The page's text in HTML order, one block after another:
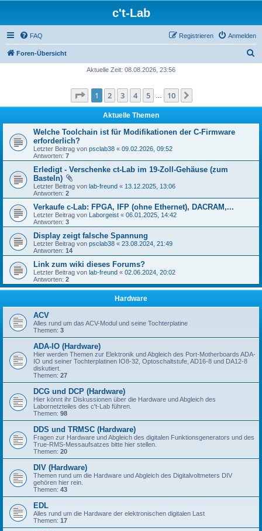
c't-Lab
FAQ Anmelden
Registrieren
Foren-Übersicht
e
Aktuelle Zeit: 08.08.2026, 23:56
Seite 1von 10
1 2 3 4 5 10
Aktuelle Themen
Welche Toolchain ist für Modifikationen der C-Firmware
erforderlich?
Letzter Beitrag von psclab38 « 09.02.2026, 09:52
Antworten: 7
Erledigt - Verschenke ct-Lab im 19-Zoll-Gehäuse (zum
Basteln)
Letzter Beitrag von lab-freund « 13.12.2025, 13:06
Antworten: 2
Verkaufe c-Lab: FPGA, IFP (ohne Ethernet), DACRAM,...
Letzter Beitrag von Laborgeist « 06.01.2025, 14:42
Antworten: 3
Display zeigt falsche Spannung
Letzter Beitrag von psclab38 « 23.08.2024, 21:49
Antworten: 14
Link zum wiki dieses Forums?
Letzter Beitrag von lab-freund « 02.06.2024, 20:02
Antworten: 2
Hardware
ACV
Alles rund um das ACV-Modul und seine Tochterplatine
Themen: 3
ADA-IO (Hardware)
Hier werden Themen zur Elektronik und Abgleich des Port-Motherboards ADA-
IO und seiner Tochterplatinen IO8-32, Optoschaltstufe, AD16-8 und DA12-8
diskutiert.
Themen: 27
DCG und DCP (Hardware)
Hier könnt ihr Diskussionen über die Hardware und Abgleich des
Labornetzteiles des c't-Lab führen.
Themen: 98
DDS und TRMSC (Hardware)
Fragen zur Hardware und Abgleich des digitalen Funktionsgenerators und des
True-RMS-Messaufsatzes bitte hier stellen.
Themen: 20
DIV (Hardware)
Themen rund um die Hardware und Abgleich des Digitalvoltmeters DIV
gehören hier rein.
Themen: 43
EDL
Alles rund um die Hardware der elektronischen digitalen Last
Themen: 17